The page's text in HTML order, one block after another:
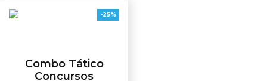
-25%
Combo Tático
Concursos